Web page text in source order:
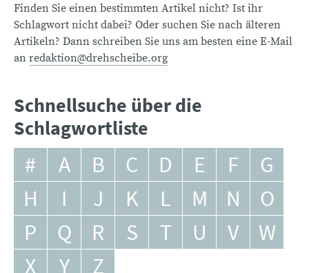
Finden Sie einen bestimmten Artikel nicht? Ist ihr
Schlagwort nicht dabei? Oder suchen Sie nach älteren
Artikeln? Dann schreiben Sie uns am besten eine E-Mail
an redaktion@drehscheibe.org
Schnellsuche über die
Schlagwortliste
# A B C D E F
G
H
I J K L M N
O
P
Q R S T U V
W
X
Y Z